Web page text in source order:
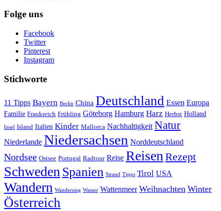
Folge uns
Facebook
Twitter
Pinterest
Instagram
Stichworte
11 Tipps Bayern Berlin China Deutschland Essen Europa
Familie Frankreich Frühling Göteborg Hamburg Harz Herbst Holland
Insel Island Italien Kinder Mallorca Nachhaltigkeit Natur
Niederlande Niedersachsen Norddeutschland
Nordsee Ostsee Portugal Radtour Reise ReisenRezept
SchwedenSpanien Strand Tipps Tirol USA
Wandern Wanderung Wasser Wattenmeer Weihnachten Winter
Österreich